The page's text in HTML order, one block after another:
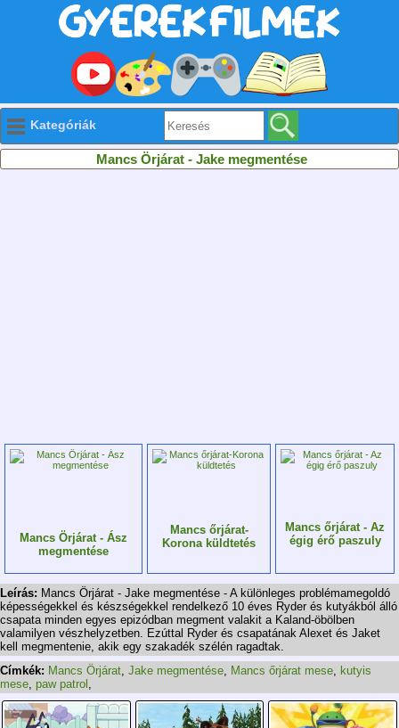
Kategóriák
Mancs Örjárat - Jake megmentése
Mancs Örjárat - Ász
megmentése
Mancs őrjárat-
Korona küldtetés
Mancs őrjárat - Az
égig érő paszuly
Leírás: Mancs Örjárat - Jake megmentése - A különleges problémamegoldó
képességekkel és készségekkel rendelkező 10 éves Ryder és kutyákból álló
csapata minden egyes epizódban megment valakit a Kaland-öbölben
valamilyen vészhelyzetben. Ezúttal Ryder és csapatának Alexet és Jaket
kell megmentenie, akik egy szakadék szélén ragadtak.
Címkék: Mancs Örjárat, Jake megmentése, Mancs őrjárat mese, kutyis
mese, paw patrol ,